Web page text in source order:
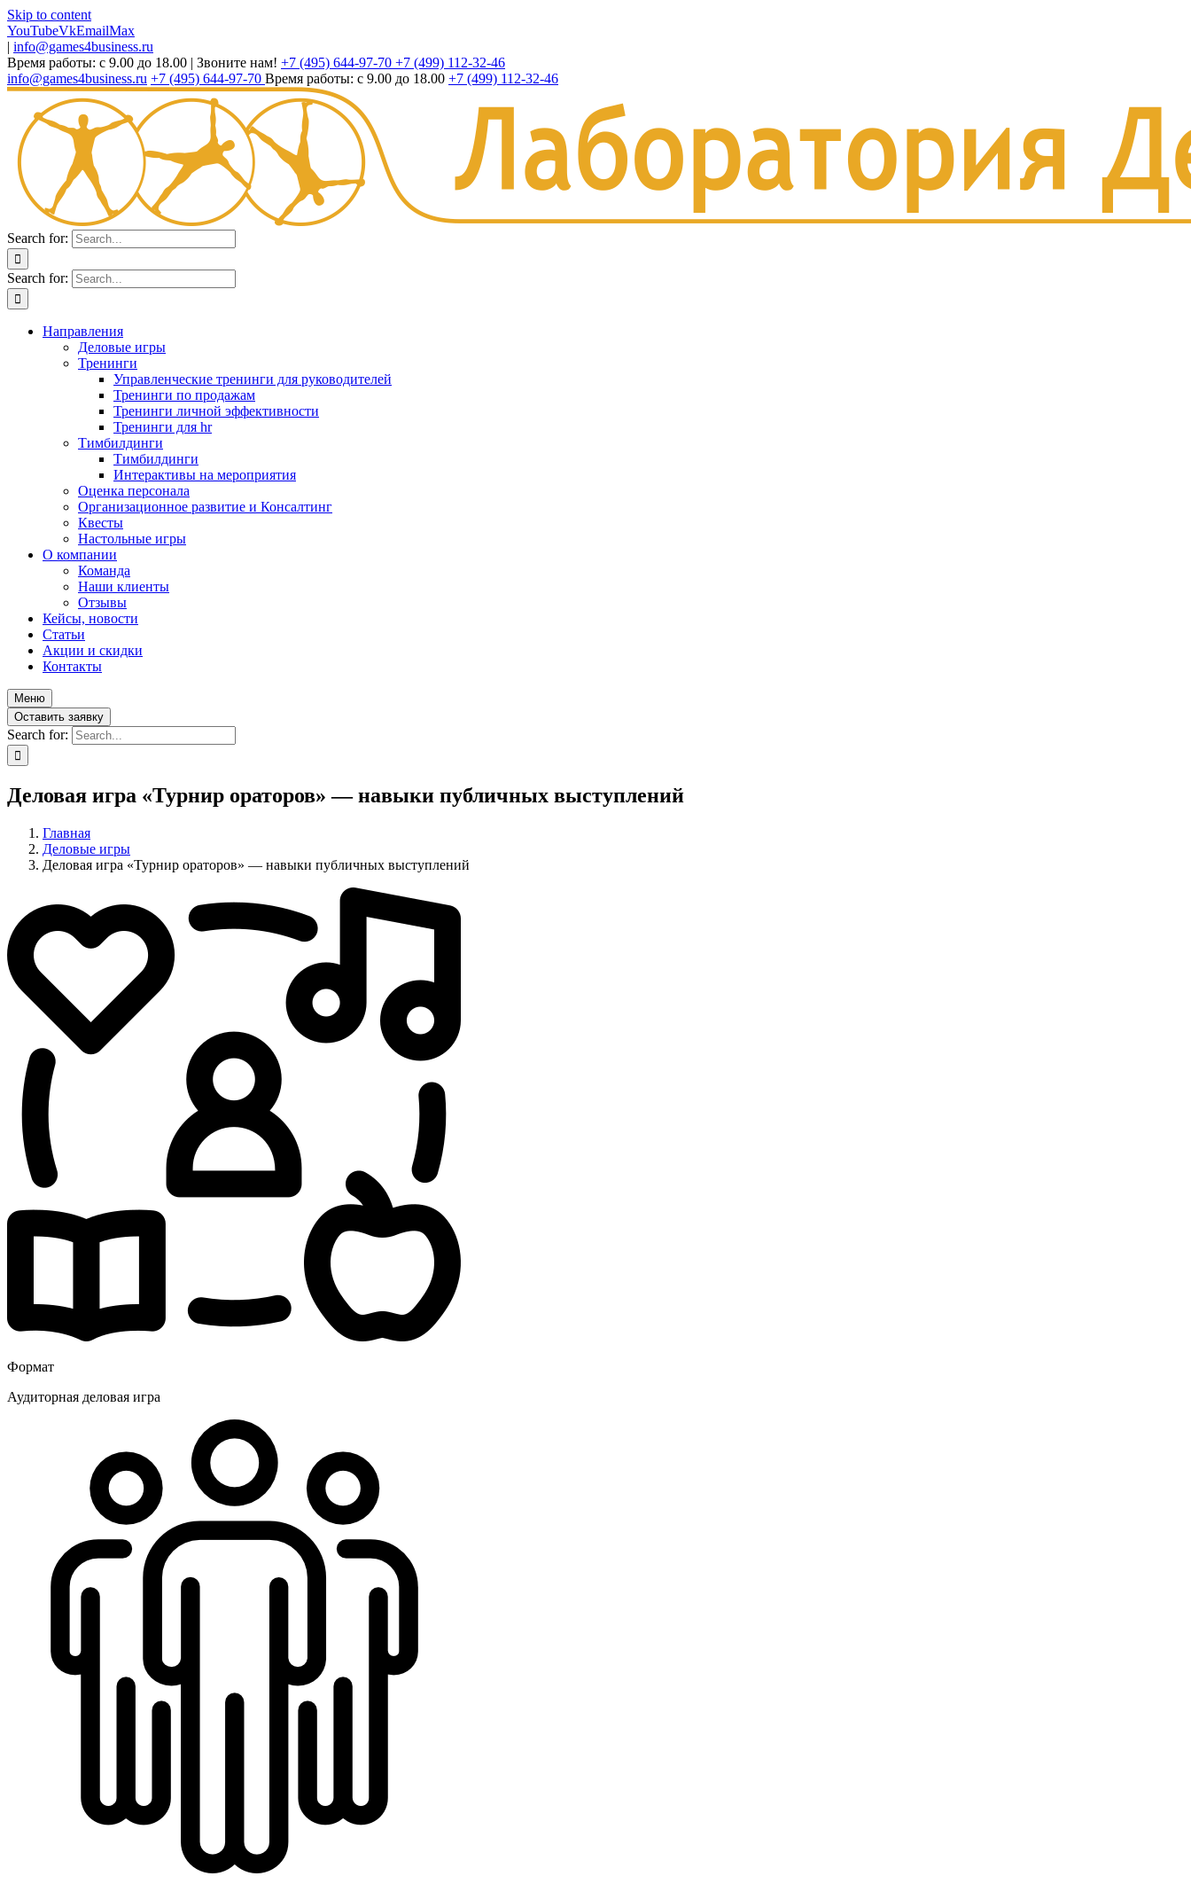
Skip to content
YouTubeVkEmailMax
| info@games4business.ru
Время работы: с 9.00 до 18.00 | Звоните нам! +7 (495) 644-97-70 +7 (499) 112-32-46
info@games4business.ru +7 (495) 644-97-70 Время работы: с 9.00 до 18.00 +7 (499) 112-32-46
Search for:
Search for:
Направления
Деловые игры
Тренинги
Управленческие тренинги для руководителей
Тренинги по продажам
Тренинги личной эффективности
Тренинги для hr
Тимбилдинги
Тимбилдинги
Интерактивы на мероприятия
Оценка персонала
Организационное развитие и Консалтинг
Квесты
Настольные игры
О компании
Команда
Наши клиенты
Отзывы
Кейсы, новости
Статьи
Акции и скидки
Контакты
Меню
Оставить заявку
Search for:
Деловая игра «Турнир ораторов» — навыки публичных выступлений
Главная
Деловые игры
Деловая игра «Турнир ораторов» — навыки публичных выступлений
Формат
Аудиторная деловая игра